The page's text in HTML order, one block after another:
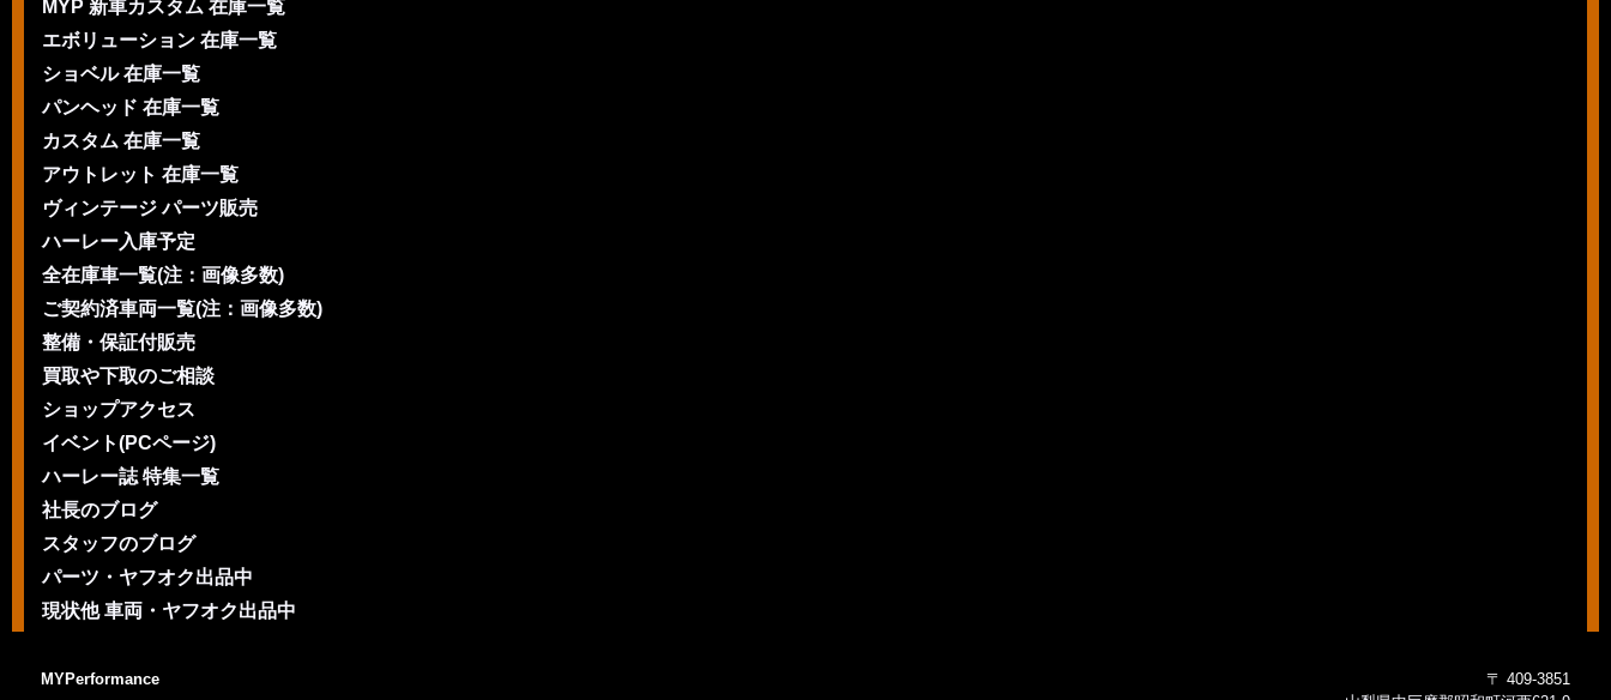
MYP 新車カスタム 在庫一覧
エボリューション 在庫一覧
ショベル 在庫一覧
パンヘッド 在庫一覧
カスタム 在庫一覧
アウトレット 在庫一覧
ヴィンテージ パーツ販売
ハーレー入庫予定
全在庫車一覧(注：画像多数)
ご契約済車両一覧(注：画像多数)
整備・保証付販売
買取や下取のご相談
ショップアクセス
イベント(PCページ)
ハーレー誌 特集一覧
社長のブログ
スタッフのブログ
パーツ・ヤフオク出品中
現状他 車両・ヤフオク出品中
MYPerformance
〒 409-3851